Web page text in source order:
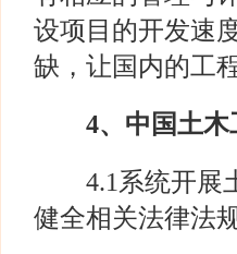
设项目的开发速
缺，让国内的工
4、中国土
4.1系统开展土
健全相关法律法